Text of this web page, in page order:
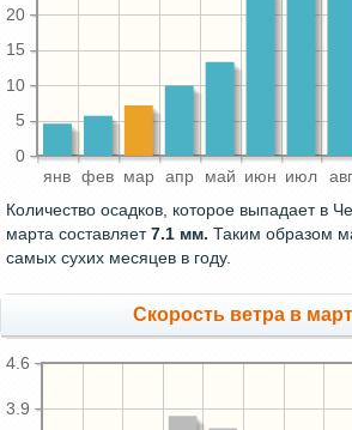
янв фев мар апр май июн июл авг
0
5
10
15
20
Количество осадков, которое выпадает в
марта составляет7.1 мм. Таким образом
самых сухих месяцев в году.
Скорость ветра в
3.9
4.6